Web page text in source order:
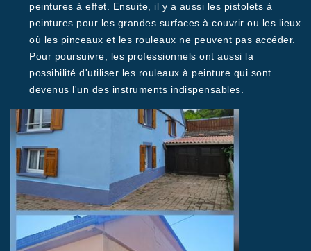
peintures à effet. Ensuite, il y a aussi les pistolets à
peintures pour les grandes surfaces à couvrir ou les lieux
où les pinceaux et les rouleaux ne peuvent pas accéder.
Pour poursuivre, les professionnels ont aussi la
possibilité d'utiliser les rouleaux à peinture qui sont
devenus l'un des instruments indispensables.